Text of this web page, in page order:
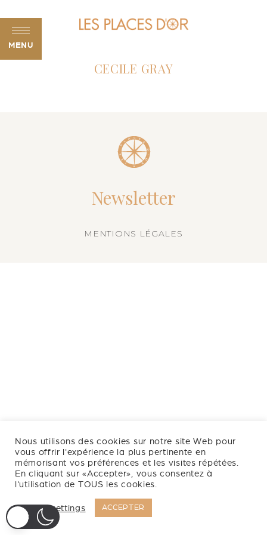
MENU
CECILE GRAY
Newsletter
MENTIONS LÉGALES
Nous utilisons des cookies sur notre site Web pour
vous offrir l'expérience la plus pertinente en
mémorisant vos préférences et les visites répétées.
En cliquant sur «Accepter», vous consentez à
l'utilisation de TOUS les cookies.
Cookie settings ACCEPTER